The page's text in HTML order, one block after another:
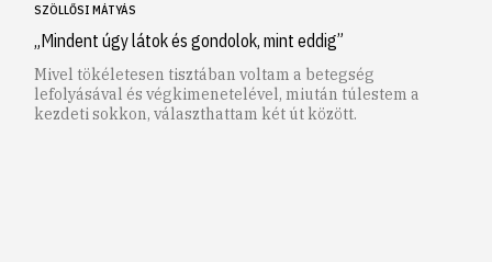
SZÖLLŐSI MÁTYÁS
„Mindent úgy látok és gondolok, mint eddig”
Mivel tökéletesen tisztában voltam a betegség
lefolyásával és végkimenetelével, miután túlestem a
kezdeti sokkon, választhattam két út között.